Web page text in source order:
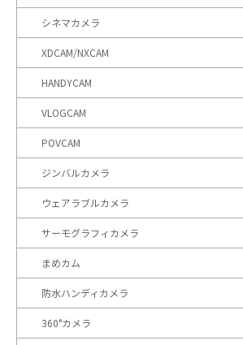
シネマカメラ
XDCAM/NXCAM
HANDYCAM
VLOGCAM
POVCAM
ジンバルカメラ
ウェアラブルカメラ
サーモグラフィカメラ
まめカム
防水ハンディカメラ
360°カメラ